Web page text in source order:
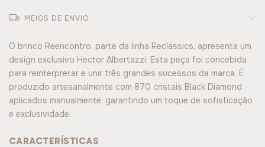
MEIOS DE ENVIO
O brinco Reencontro, parte da linha Reclassics, apresenta um
design exclusivo Hector Albertazzi. Esta peça foi concebida
para reinterpretar e unir três grandes sucessos da marca. É
produzido artesanalmente com 870 cristais Black Diamond
aplicados manualmente, garantindo um toque de sofisticação
e exclusividade.
CARACTERÍSTICAS